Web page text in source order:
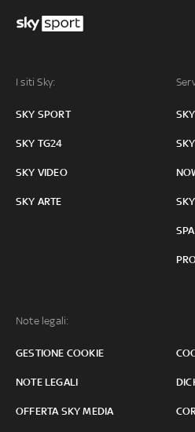
I siti Sky:
SKY SPORT
SKY TG24
SKY VIDEO
SKY ARTE
Note legali:
GESTIONE COOKIE
NOTE LEGALI
OFFERTA SKY MEDIA